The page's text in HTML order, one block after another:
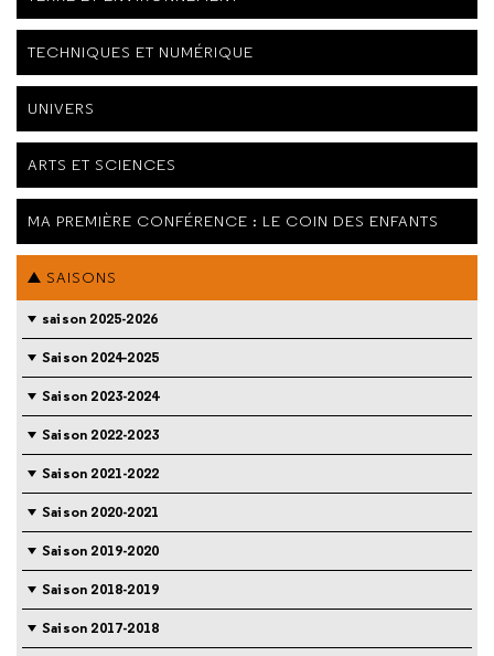
TECHNIQUES ET NUMÉRIQUE
UNIVERS
ARTS ET SCIENCES
MA PREMIÈRE CONFÉRENCE : LE COIN DES ENFANTS
SAISONS
saison 2025-2026
Saison 2024-2025
Saison 2023-2024
Saison 2022-2023
Saison 2021-2022
Saison 2020-2021
Saison 2019-2020
Saison 2018-2019
Saison 2017-2018